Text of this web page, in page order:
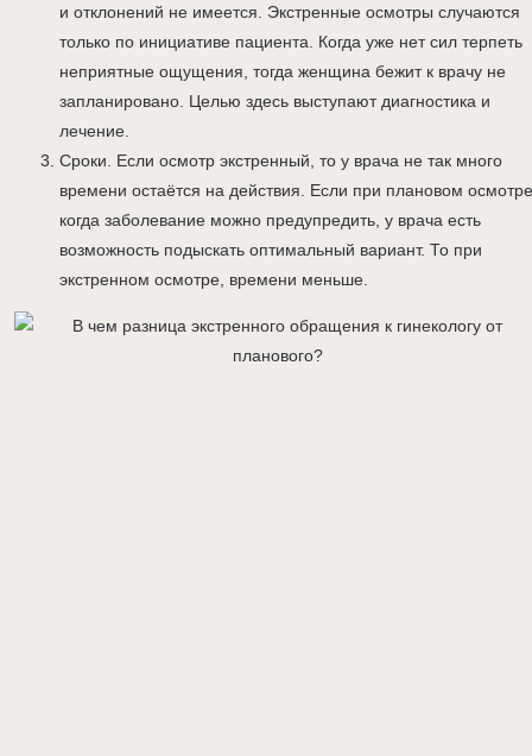
и отклонений не имеется. Экстренные осмотры случаются
только по инициативе пациента. Когда уже нет сил терпеть
неприятные ощущения, тогда женщина бежит к врачу не
запланировано. Целью здесь выступают диагностика и
лечение.
Сроки. Если осмотр экстренный, то у врача не так много
времени остаётся на действия. Если при плановом
когда заболевание можно предупредить, у врача есть
возможность подыскать оптимальный вариант. То при
экстренном осмотре, времени меньше.